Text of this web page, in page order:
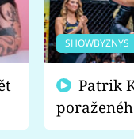
SHOWBYZNYS
fanoušci